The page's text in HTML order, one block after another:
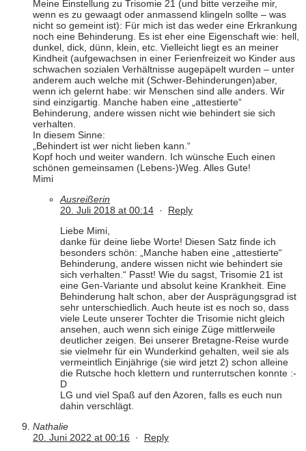
Meine Einstellung zu Trisomie 21 (und bitte verzeihe mir,
wenn es zu gewaagt oder anmassend klingeln sollte – was
nicht so gemeint ist): Für mich ist das weder eine Erkrankung
noch eine Behinderung. Es ist eher eine Eigenschaft wie: hell,
dunkel, dick, dünn, klein, etc. Vielleicht liegt es an meiner
Kindheit (aufgewachsen in einer Ferienfreizeit wo Kinder aus
schwachen sozialen Verhältnisse augepäpelt wurden – unter
anderem auch welche mit (Schwer-Behinderungen)aber,
wenn ich gelernt habe: wir Menschen sind alle anders. Wir
sind einzigartig. Manche haben eine „attestierte“
Behinderung, andere wissen nicht wie behindert sie sich
verhalten.
In diesem Sinne:
„Behindert ist wer nicht lieben kann.“
Kopf hoch und weiter wandern. Ich wünsche Euch einen
schönen gemeinsamen (Lebens-)Weg. Alles Gute!
Mimi
Ausreißerin
20. Juli 2018 at 00:14 · Reply
Liebe Mimi,
danke für deine liebe Worte! Diesen Satz finde ich
besonders schön: „Manche haben eine „attestierte“
Behinderung, andere wissen nicht wie behindert sie
sich verhalten.“ Passt! Wie du sagst, Trisomie 21 ist
eine Gen-Variante und absolut keine Krankheit. Eine
Behinderung halt schon, aber der Ausprägungsgrad ist
sehr unterschiedlich. Auch heute ist es noch so, dass
viele Leute unserer Tochter die Trisomie nicht gleich
ansehen, auch wenn sich einige Züge mittlerweile
deutlicher zeigen. Bei unserer Bretagne-Reise wurde
sie vielmehr für ein Wunderkind gehalten, weil sie als
vermeintlich Einjährige (sie wird jetzt 2) schon alleine
die Rutsche hoch klettern und runterrutschen konnte :-
D
LG und viel Spaß auf den Azoren, falls es euch nun
dahin verschlägt.
Nathalie
20. Juni 2022 at 00:16 · Reply